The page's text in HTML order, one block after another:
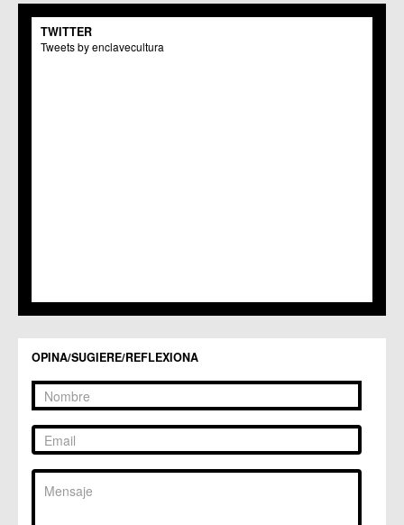
C.M. El Carmen
Centros Culturales
C.C. Puertas de Castilla
C.C. Zarandona
TWITTER
Tweets by enclavecultura
OPINA/SUGIERE/REFLEXIONA